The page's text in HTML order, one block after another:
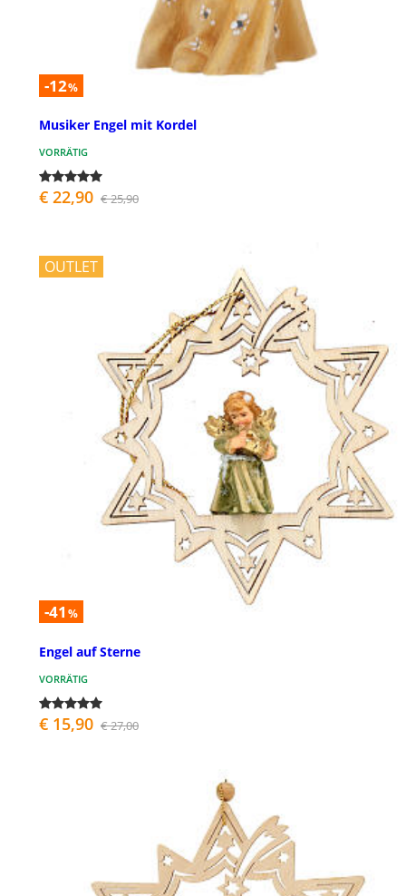
-12%
Musiker Engel mit Kordel
VORRÄTIG
€ 22,90 € 25,90
OUTLET
-41 %
Engel auf Sterne
VORRÄTIG
€ 15,90 € 27,00